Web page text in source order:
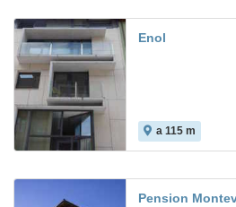
Enol
a 115 m
Pension